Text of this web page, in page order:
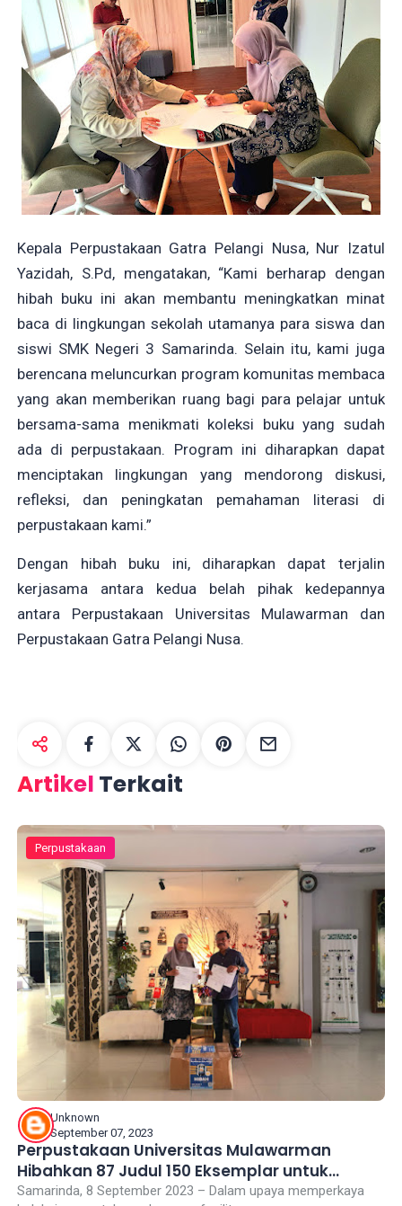
Kepala Perpustakaan Gatra Pelangi Nusa, Nur Izatul
Yazidah, S.Pd, mengatakan, “Kami berharap dengan
hibah buku ini akan membantu meningkatkan minat
baca di lingkungan sekolah utamanya para siswa dan
siswi SMK Negeri 3 Samarinda. Selain itu, kami juga
berencana meluncurkan program komunitas membaca
yang akan memberikan ruang bagi para pelajar untuk
bersama-sama menikmati koleksi buku yang sudah
ada di perpustakaan. Program ini diharapkan dapat
menciptakan lingkungan yang mendorong diskusi,
refleksi, dan peningkatan pemahaman literasi di
perpustakaan kami.”
Dengan hibah buku ini, diharapkan dapat terjalin
kerjasama antara kedua belah pihak kedepannya
antara Perpustakaan Universitas Mulawarman dan
Perpustakaan Gatra Pelangi Nusa.
Artikel Terkait
Perpustakaan
Unknown
September 07, 2023
Perpustakaan Universitas Mulawarman
Hibahkan 87 Judul 150 Eksemplar untuk
Perpustakaan Gatra Pelangi Nusa SMK Negeri
Samarinda, 8 September 2023 – Dalam upaya memperkaya